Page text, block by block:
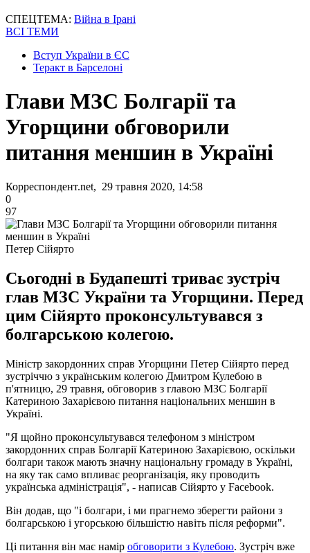
СПЕЦТЕМА: Війна в Ірані
ВСІ ТЕМИ
Вступ України в ЄС
Теракт в Барселоні
Глави МЗС Болгарії та
Угорщини обговорили
питання меншин в Україні
Корреспондент.net, 29 травня 2020, 14:58
0
97
Петер Сійярто
Сьогодні в Будапешті триває зустріч
глав МЗС України та Угорщини. Перед
цим Сійярто проконсультувався з
болгарською колегою.
Міністр закордонних справ Угорщини Петер Сійярто перед
зустріччю з українським колегою Дмитром Кулебою в
п'ятницю, 29 травня, обговорив з главою МЗС Болгарії
Катериною Захарієвою питання національних меншин в
Україні.
"Я щойно проконсультувався телефоном з міністром
закордонних справ Болгарії Катериною Захарієвою, оскільки
болгари також мають значну національну громаду в Україні,
на яку так само впливає реорганізація, яку проводить
українська адміністрація", - написав Сійярто у Facebook.
Він додав, що "і болгари, і ми прагнемо зберегти райони з
болгарською і угорською більшістю навіть після реформи".
Ці питання він має намір обговорити з Кулебою. Зустріч вже